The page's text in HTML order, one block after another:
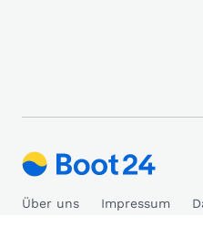
Über uns Impressum